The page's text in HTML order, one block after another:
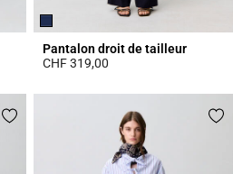
Pantalon droit de tailleur
CHF 319,00